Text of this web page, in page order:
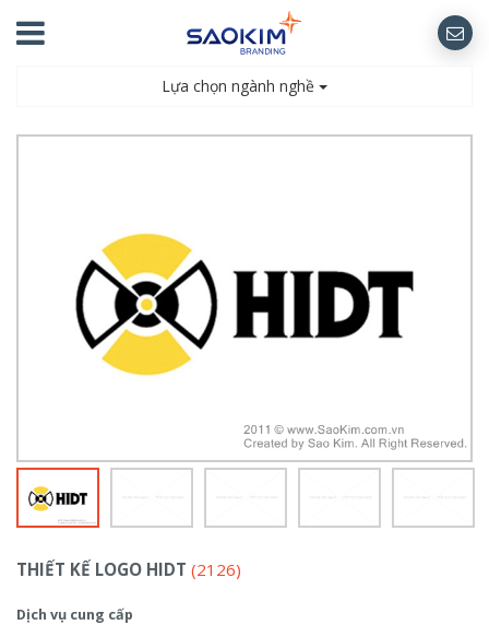
Lựa chọn ngành nghề
THIẾT KẾ LOGO HIDT (2126)
Dịch vụ cung cấp